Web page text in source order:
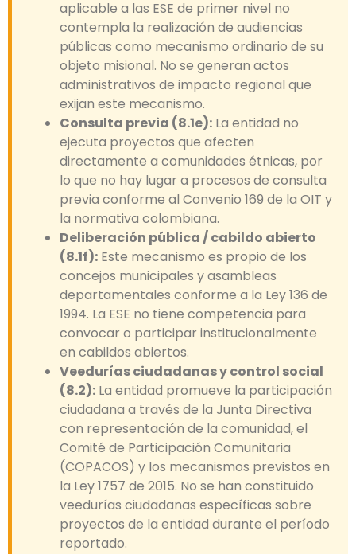
aplicable a las ESE de primer nivel no
contempla la realización de audiencias
públicas como mecanismo ordinario de su
objeto misional. No se generan actos
administrativos de impacto regional que
exijan este mecanismo.
Consulta previa (8.1e): La entidad no
ejecuta proyectos que afecten
directamente a comunidades étnicas, por
lo que no hay lugar a procesos de consulta
previa conforme al Convenio 169 de la OIT y
la normativa colombiana.
Deliberación pública / cabildo abierto
(8.1f): Este mecanismo es propio de los
concejos municipales y asambleas
departamentales conforme a la Ley 136 de
1994. La ESE no tiene competencia para
convocar o participar institucionalmente
en cabildos abiertos.
Veedurías ciudadanas y control social
(8.2): La entidad promueve la participación
ciudadana a través de la Junta Directiva
con representación de la comunidad, el
Comité de Participación Comunitaria
(COPACOS) y los mecanismos previstos en
la Ley 1757 de 2015. No se han constituido
veedurías ciudadanas específicas sobre
proyectos de la entidad durante el período
reportado.